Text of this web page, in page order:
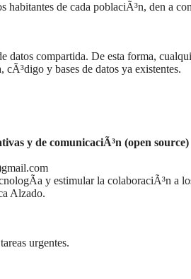
habitantes de cada poblaciÃ³n, den a
datos compartida. De esta forma,
y bases de datos ya existentes.
y de comunicaciÃ³n (open source)
y estimular la colaboraciÃ³n a
Alzado.
urgentes.